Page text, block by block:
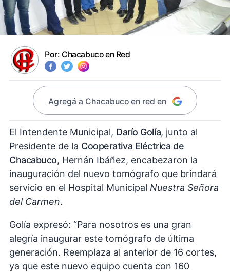
Por: Chacabuco en Red
Agregá a Chacabuco en red en
El Intendente Municipal, Darío Golía, junto al
Presidente de la Cooperativa Eléctrica de
Chacabuco, Hernán Ibáñez, encabezaron la
inauguración del nuevo tomógrafo que brindará
servicio en el Hospital Municipal Nuestra Señora
del Carmen.
Golía expresó: “Para nosotros es una gran
alegría inaugurar este tomógrafo de última
generación. Reemplaza al anterior de 16 cortes,
ya que este nuevo equipo cuenta con 160